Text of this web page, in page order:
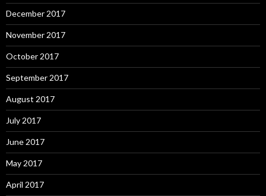
December 2017
November 2017
October 2017
September 2017
August 2017
July 2017
June 2017
May 2017
April 2017